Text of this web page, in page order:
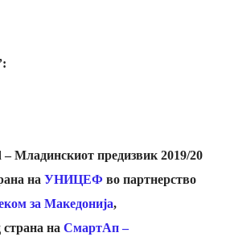
Младинскиот предизвик 2019/20
на УНИЦЕФ во партнерство
за Македонија,
на СмартАп –